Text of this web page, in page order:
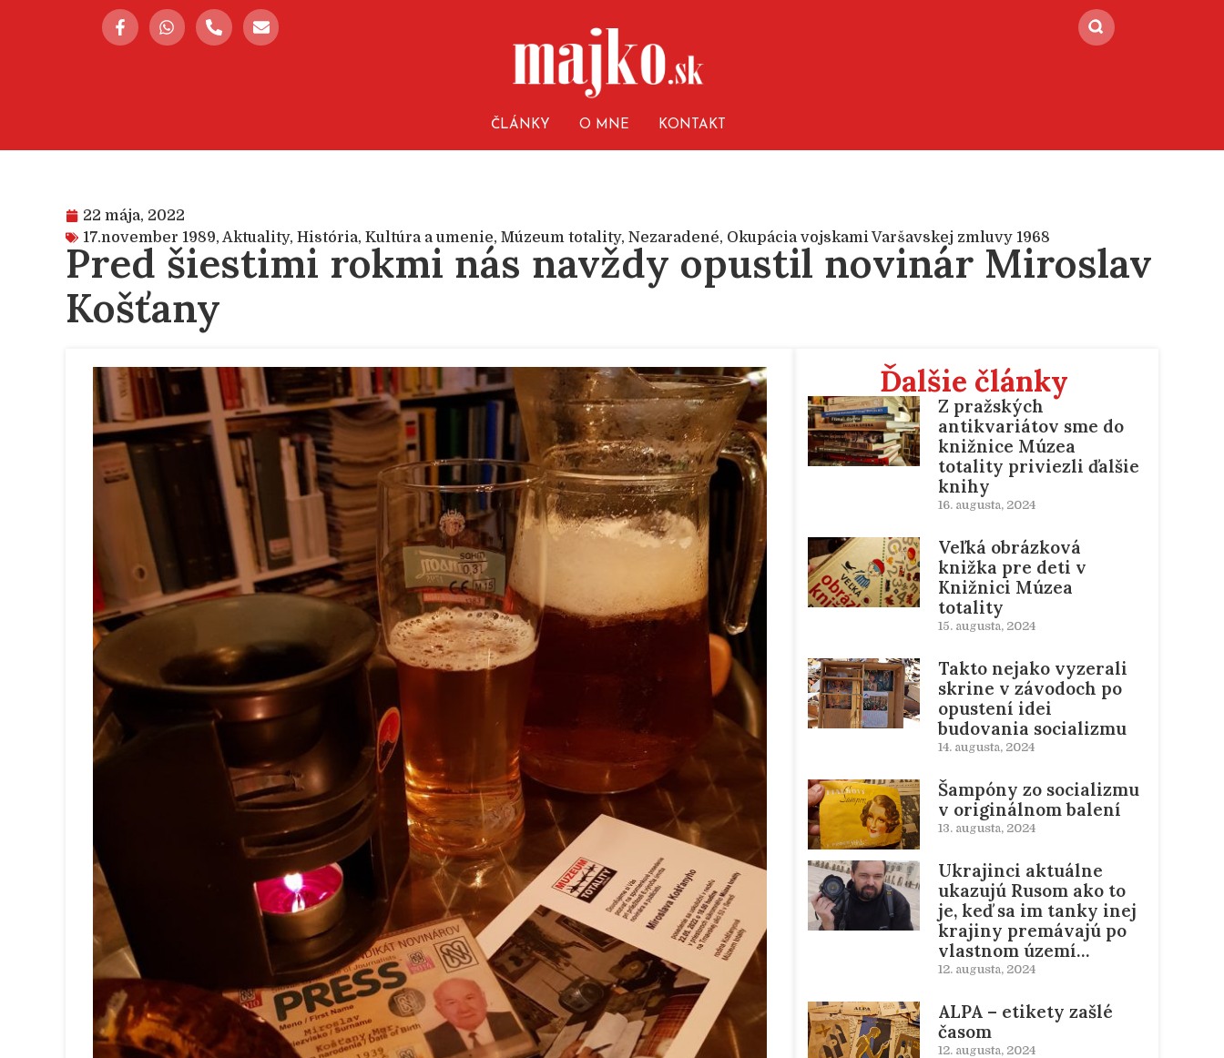
ČLÁNKY O MNE KONTAKT
22 mája, 2022
17.november 1989, Aktuality, História, Kultúra a umenie, Múzeum totality, Nezaradené, Okupácia vojskami Varšavskej zmluvy 1968
Pred šiestimi rokmi nás navždy opustil novinár Miroslav
Košťany
Ďalšie články
Z pražských
antikvariátov sme do
knižnice Múzea
totality priviezli ďalšie
knihy
16. augusta, 2024
Veľká obrázková
knižka pre deti v
Knižnici Múzea
totality
15. augusta, 2024
Takto nejako vyzerali
skrine v závodoch po
opustení idei
budovania socializmu
14. augusta, 2024
Šampóny zo socializmu
v originálnom balení
13. augusta, 2024
Ukrajinci aktuálne
ukazujú Rusom ako to
je, keď sa im tanky inej
krajiny premávajú po
vlastnom území…
12. augusta, 2024
ALPA – etikety zašlé
časom
12. augusta, 2024